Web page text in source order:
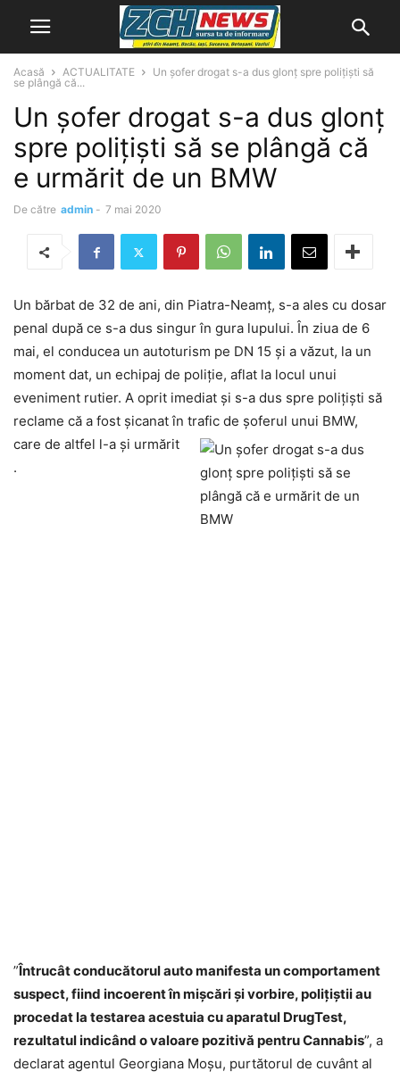
Acasă ACTUALITATE
Un șofer drogat s-a dus glonț spre polițiști să
se plângă că...
Un șofer drogat s-a dus glonț
spre polițiști să se plângă că
e urmărit de un BMW
De către admin - 7 mai 2020
Un bărbat de 32 de ani, din Piatra-Neamț, s-a ales cu dosar
penal după ce s-a dus singur în gura lupului. În ziua de 6
mai, el conducea un autoturism pe DN 15 și a văzut, la un
moment dat, un echipaj de poliție, aflat la locul unui
eveniment rutier. A oprit imediat și s-a dus spre polițiști să
reclame că a fost șicanat în trafic de șoferul unui BMW,
care de altfel l-a și urmărit
.
”Întrucât conducătorul auto manifesta un comportament
suspect, fiind incoerent în mișcări și vorbire, poliţiştii au
procedat la testarea acestuia cu aparatul DrugTest,
rezultatul indicând o valoare pozitivă pentru Cannabis”, a
declarat agentul Georgiana Moșu, purtătorul de cuvânt al